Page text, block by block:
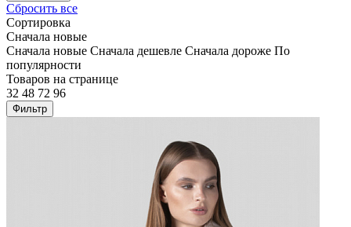
Сбросить все
Сортировка
Сначала новые
Сначала новые Сначала дешевле Сначала дороже По
популярности
Товаров на странице
32 48 72 96
Фильтр